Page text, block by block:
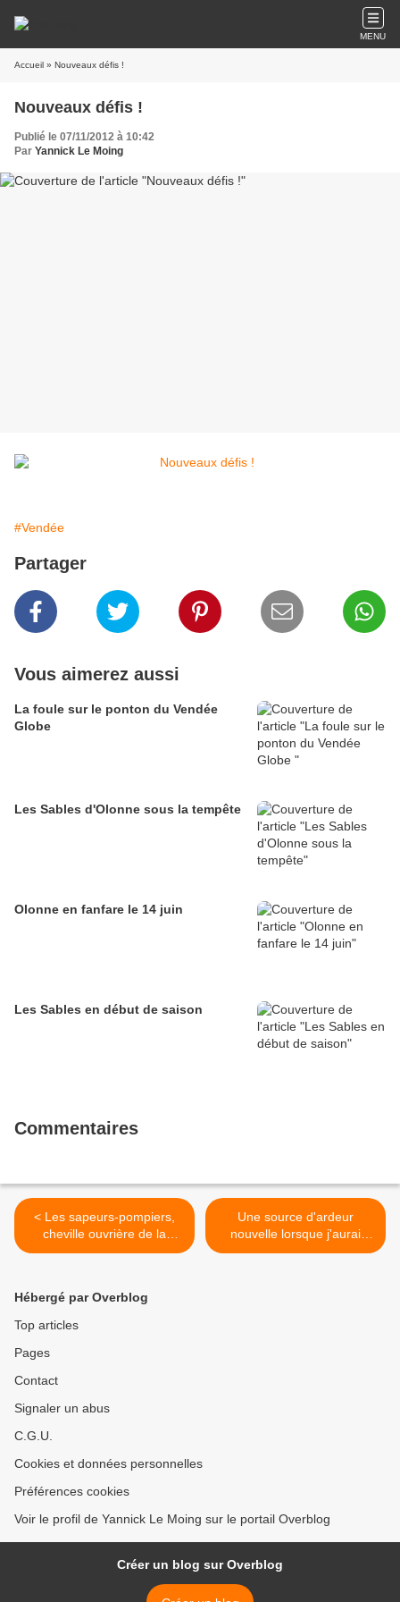
MENU
Accueil » Nouveaux défis !
Nouveaux défis !
Publié le 07/11/2012 à 10:42
Par Yannick Le Moing
#Vendée
Partager
Vous aimerez aussi
La foule sur le ponton du Vendée
Globe
Les Sables d'Olonne sous la tempête
Olonne en fanfare le 14 juin
Les Sables en début de saison
Commentaires
< Les sapeurs-pompiers,
cheville ouvrière de la
Sécurité Civile en France
Une source d'ardeur
nouvelle lorsque j'aurai
disparu. CDG >
Hébergé par Overblog
Top articles
Pages
Contact
Signaler un abus
C.G.U.
Cookies et données personnelles
Préférences cookies
Voir le profil de Yannick Le Moing sur le portail Overblog
Créer un blog sur Overblog